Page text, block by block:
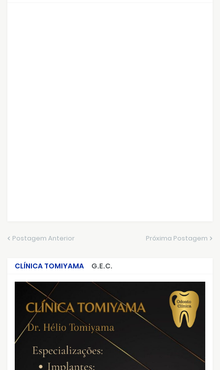
Postagem Anterior Próxima Postagem
CLÍNICA TOMIYAMA
G.E.C.
CRIMES QUE ABALARAM O BRASIL